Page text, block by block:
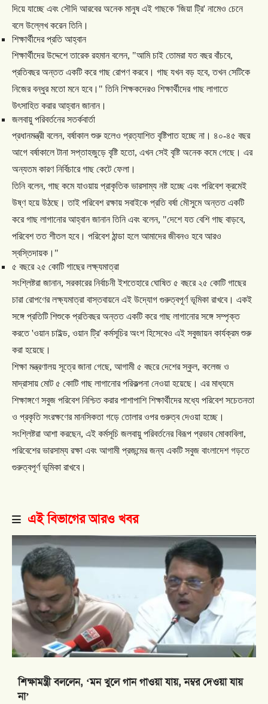
দিয়ে যাচ্ছে এবং সৌদি আরবের অনেক মানুষ এই গাছকে 'জিয়া ট্রি' নামেও চেনে
বলে উল্লেখ করেন তিনি।
শিক্ষার্থীদের প্রতি আহ্বান
শিক্ষার্থীদের উদ্দেশে তারেক রহমান বলেন, "আমি চাই তোমরা যত বছর বাঁচবে,
প্রতিবছর অন্তত একটি করে গাছ রোপণ করবে। গাছ যখন বড় হবে,তখন সেটিকে
নিজের বন্ধুর মতো মনে হবে। " তিনি শিক্ষকদেরও শিক্ষার্থীদের গাছ লাগাতে
উৎসাহিত করার আহ্বান জানান।
জলবায়ু পরিবর্তনের সতর্কবার্তা
প্রধানমন্ত্রী বলেন, বর্ষাকাল শুরু হলেও প্রত্যাশিত বৃষ্টিপাত হচ্ছে না। ৪০-৪৫ বছর
আগে বর্ষাকালে টানা সপ্তাহজুড়ে বৃষ্টি হতো, এখন সেই বৃষ্টি অনেক কমে গেছে। এর
অন্যতম কারণ নির্বিচারে গাছ কেটে ফেলা।
তিনি বলেন, গাছ কমে যাওয়ায় প্রাকৃতিক ভারসাম্য নষ্ট হচ্ছে এবং পরিবেশ ক্রমেই
উষ্ণ হয়ে উঠছে। তাই পরিবেশ রক্ষায় সবাইকে প্রতি বর্ষা মৌসুমে অন্তত একটি
করে গাছ লাগানোর আহ্বান জানান তিনি এবং বলেন, "দেশে যত বেশি গাছ বাড়বে,
পরিবেশ তত শীতল হবে। পরিবেশ ঠান্ডা হলে আমাদের জীবনও হবে আরও
স্বস্তিদায়ক। "
৫ বছরে ২৫ কোটি গাছের লক্ষ্যমাত্রা
সংশ্লিষ্টরা জানান, সরকারের নির্বাচনী ইশতেহারে ঘোষিত ৫ বছরে ২৫ কোটি গাছের
চারা রোপণের লক্ষ্যমাত্রা বাস্তবায়নে এই উদ্যোগ গুরুত্বপূর্ণ ভূমিকা রাখবে। একই
সঙ্গে প্রতিটি শিশুকে প্রতিবছর অন্তত একটি করে গাছ লাগানোর সঙ্গে সম্পৃক্ত
করতে'ওয়ান চাইল্ড, ওয়ান ট্রি' কর্মসূচির অংশ হিসেবেও এই সবুজায়ন কার্যক্রম শুরু
করা হয়েছে।
শিক্ষা মন্ত্রণালয় সূত্রে জানা গেছে, আগামী ৫ বছরে দেশের স্কুল, কলেজ ও
মাদ্রাসায় মোট ৫ কোটি গাছ লাগানোর পরিকল্পনা নেওয়া হয়েছে। এর মাধ্যমে
শিক্ষাঙ্গণে সবুজ পরিবেশ নিশ্চিত করার পাশাপাশি শিক্ষার্থীদের মধ্যে পরিবেশ সচেতনতা
ও প্রকৃতি সংরক্ষণের মানসিকতা গড়ে তোলার ওপর গুরুত্ব দেওয়া হচ্ছে।
সংশ্লিষ্টরা আশা করছেন, এই কর্মসূচি জলবায়ু পরিবর্তনের বিরূপ প্রভাব মোকাবিলা,
পরিবেশের ভারসাম্য রক্ষা এবং আগামী প্রজন্মের জন্য একটি সবুজ বাংলাদেশ গড়তে
গুরুত্বপূর্ণ ভূমিকা রাখবে।
এই বিভাগের আরও খবর
শিক্ষামন্ত্রী বললেন, ‘মন খুলে গান গাওয়া যায়, নম্বর দেওয়া যায়
না’